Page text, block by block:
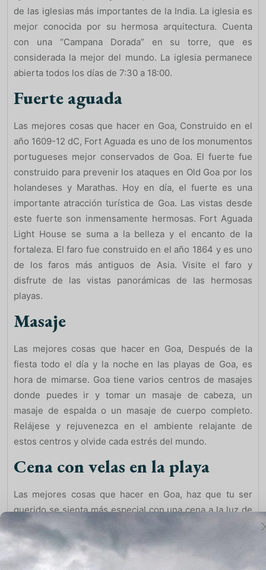
de las iglesias más importantes de la India. La iglesia es
mejor conocida por su hermosa arquitectura. Cuenta
con una “Campana Dorada” en su torre, que es
considerada la mejor del mundo. La iglesia permanece
abierta todos los días de 7:30 a 18:00.
Fuerte aguada
Las mejores cosas que hacer en Goa, Construido en el
año 1609-12 dC, Fort Aguada es uno de los monumentos
portugueses mejor conservados de Goa. El fuerte fue
construido para prevenir los ataques en Old Goa por los
holandeses y Marathas. Hoy en día, el fuerte es una
importante atracción turística de Goa. Las vistas desde
este fuerte son inmensamente hermosas. Fort Aguada
Light House se suma a la belleza y el encanto de la
fortaleza. El faro fue construido en el año 1864 y es uno
de los faros más antiguos de Asia. Visite el faro y
disfrute de las vistas panorámicas de las hermosas
playas.
Masaje
Las mejores cosas que hacer en Goa, Después de la
fiesta todo el día y la noche en las playas de Goa, es
hora de mimarse. Goa tiene varios centros de masajes
donde puedes ir y tomar un masaje de cabeza, un
masaje de espalda o un masaje de cuerpo completo.
Relájese y rejuvenezca en el ambiente relajante de
estos centros y olvide cada estrés del mundo.
Cena con velas en la playa
Las mejores cosas que hacer en Goa, haz que tu ser
querido se sienta más especial con una cena a la luz de
las velas en Goa. Planifíquelo cerca de la playa o en un
crucero y coloréelos con sus tonos de amor. Pase
tiempo de calidad con su pareja en un rincón apartado